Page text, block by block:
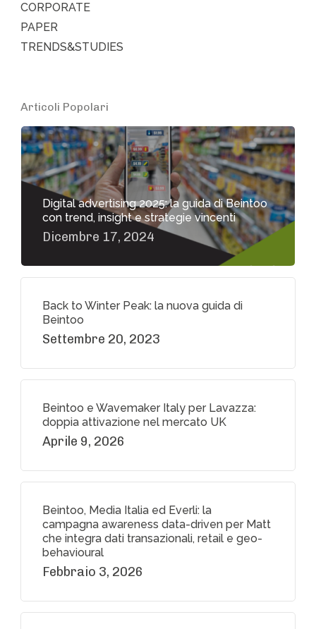
CORPORATE
PAPER
TRENDS&STUDIES
Articoli Popolari
Digital advertising 2025: la guida di Beintoo
con trend, insight e strategie vincenti
Dicembre 17, 2024
Back to Winter Peak: la nuova guida di
Beintoo
Settembre 20, 2023
Beintoo e Wavemaker Italy per Lavazza:
doppia attivazione nel mercato UK
Aprile 9, 2026
Beintoo, Media Italia ed Everli: la
campagna awareness data-driven per Matt
che integra dati transazionali, retail e geo-
behavioural
Febbraio 3, 2026